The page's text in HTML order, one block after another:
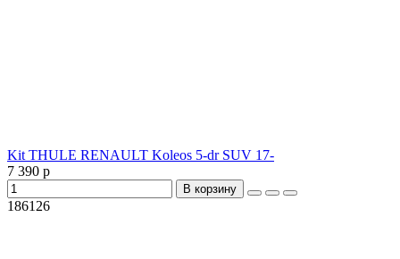
Kit THULE RENAULT Koleos 5-dr SUV 17-
7 390 р
В корзину
186126